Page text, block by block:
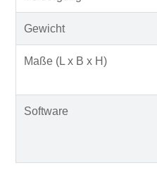
Gewicht
Maße (L x B x H)
Software